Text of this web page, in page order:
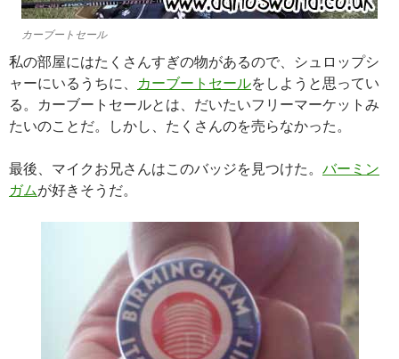
カーブートセール
私の部屋にはたくさんすぎの物があるので、シュロップシ
ャーにいるうちに、
カーブートセールをしようと思ってい
る。カーブートセールとは、だいたいフリーマーケットみ
たいのことだ。しかし、たくさんのを売らなかった。
最後、マイクお兄さんはこのバッジを見つけた。 バーミン
ガムが好きそうだ。